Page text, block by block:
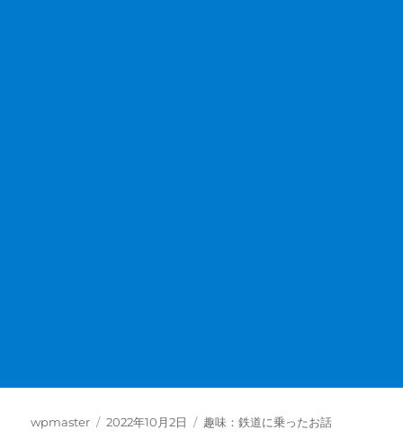
投
wpmaster
投
2022年10月2日
カ
趣味：鉄道に乗ったお話